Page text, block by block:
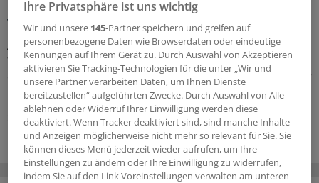
Erprobung der Kaltplasmatherapie chronischer
Wunden kann beginnen
Ausreichend Evidenz, um der Kaltplasmatherapie zur
Wundheilung den Eingang in die Regelversorgung zu
ebnen, fehlt noch. Nach einiger Verzögerung kündigt der
G-BA nun den baldigen Start der Erprobungsstudie an.
20.07.2026
Ihre Privatsphäre ist uns wichtig
Wir und unsere 145-Partner speichern und greifen auf
personenbezogene Daten wie Browserdaten oder eindeutige
Kennungen auf Ihrem Gerät zu. Durch Auswahl von Akzeptieren
aktivieren Sie Tracking-Technologien für die unter „Wir und
unsere Partner verarbeiten Daten, um Ihnen Dienste
bereitzustellen“ aufgeführten Zwecke. Durch Auswahl von Alle
ablehnen oder Widerruf Ihrer Einwilligung werden diese
deaktiviert. Wenn Tracker deaktiviert sind, sind manche Inhalte
und Anzeigen möglicherweise nicht mehr so relevant für Sie. Sie
können dieses Menü jederzeit wieder aufrufen, um Ihre
Einstellungen zu ändern oder Ihre Einwilligung zu widerrufen,
indem Sie auf den Link Voreinstellungen verwalten am unteren